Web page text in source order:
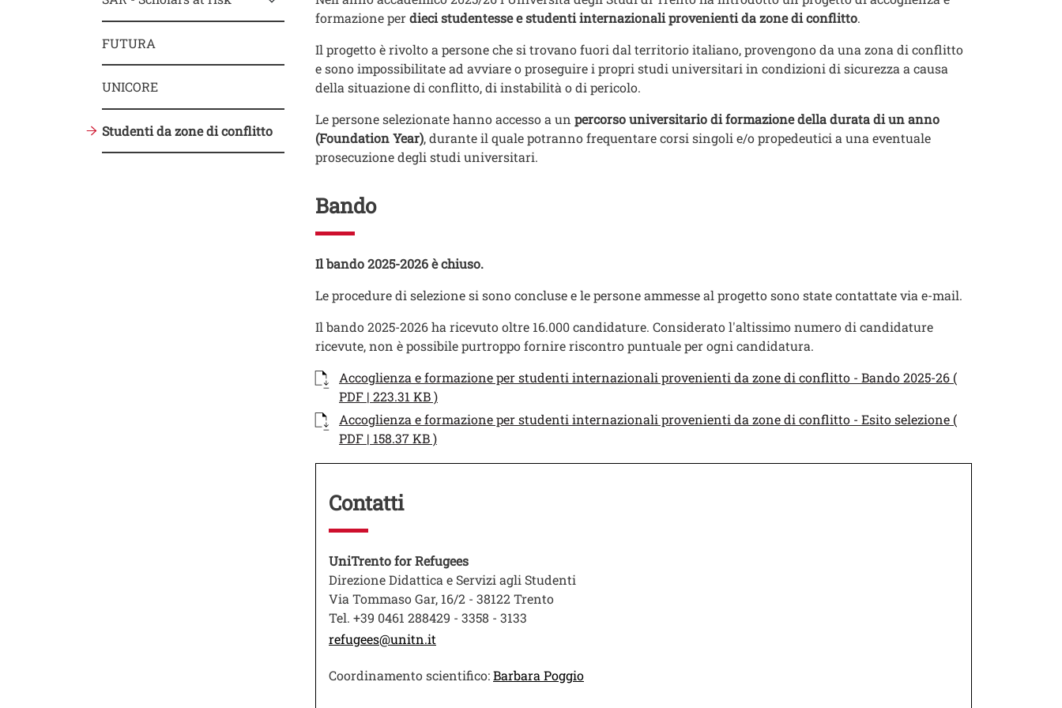
formazione perdieci studentesse e studenti internazionali provenienti da zone di conflitto.
Il progetto è rivolto a persone che si trovano fuori dal territorio italiano, provengono da una zona di conflitto
e sono impossibilitate ad avviare o proseguire i propri studi universitari in condizioni di sicurezza a causa
della situazione di conflitto, di instabilità o di pericolo.
Le persone selezionate hanno accesso a un percorso universitario di formazione della durata di un anno
(Foundation Year), durante il quale potranno frequentare corsi singoli e/o propedeutici a una eventuale
prosecuzione degli studi universitari.
Bando
Testo
Il bando 2025-2026 è chiuso.
Le procedure di selezione si sono concluse e le persone ammesse al progetto sono state contattate via e-mail.
Il bando 2025-2026 ha ricevuto oltre 16.000 candidature. Considerato l'altissimo numero di candidature
ricevute, non è possibile purtroppo fornire riscontro puntuale per ogni candidatura.
Documenti
Documento
Accoglienza e formazione per studenti internazionali provenienti da zone di conflitto - Bando 2025-26 (
PDF | 223.31 KB )Apri il link in una nuova finestra
Documento
Accoglienza e formazione per studenti internazionali provenienti da zone di conflitto - Esito selezione (
PDF | 158.37 KB )Apri il link in una nuova finestra
Contatti
Testo
UniTrento for Refugees
Direzione Didattica e Servizi agli Studenti
Via Tommaso Gar, 16/2 - 38122 Trento
Tel. +39 0461 288429 - 3358 - 3133
refugees@unitn.it
Coordinamento scientifico:Barbara PoggioApri il link in una nuova finestra
FUTURA
UNICORE
Studenti da zone di conflitto